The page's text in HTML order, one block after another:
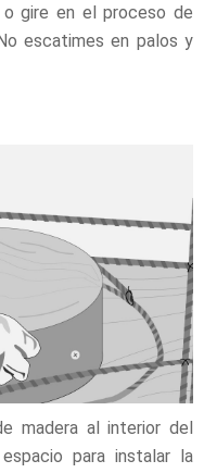
gire en el proceso de
escatimes en palos y
madera al interior del
para instalar la